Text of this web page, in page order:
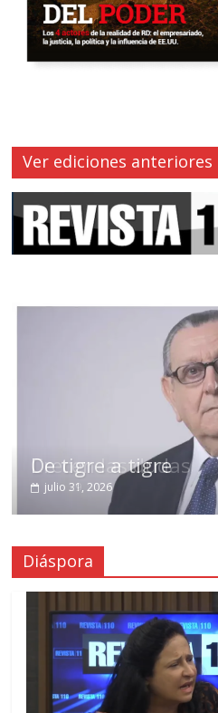
Ver ediciones anteriores
De tigre a tigre
julio 31, 2026
Crecen las dudas
julio 29, 2026
Diáspora